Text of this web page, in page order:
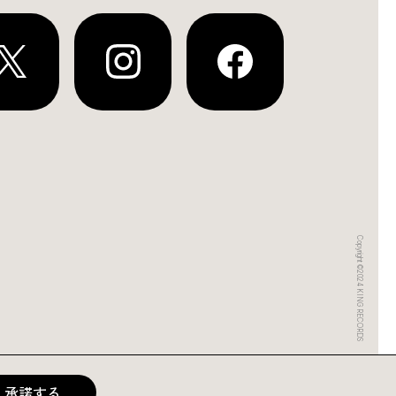
Copyright ©2024 KING RECORDS